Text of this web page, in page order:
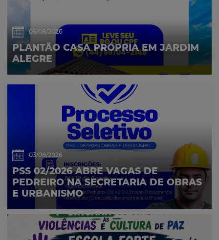
05/08/2026
PLANTÃO CASA PRÓPRIA EM JARDIM
ALEGRE
03/08/2026
PSS 02/2026 ABRE VAGAS DE
PEDREIRO NA SECRETARIA DE OBRAS
E URBANISMO